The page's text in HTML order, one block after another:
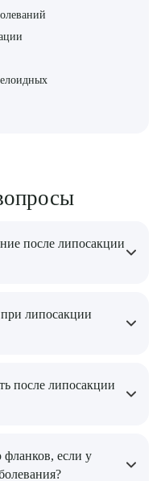
после липосакции
результат
когда исчезают отеки и
при липосакции
В некоторых случаях
если операция
после липосакции
уменьшив
при соблюдении
если у